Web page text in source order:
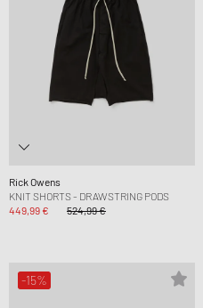
Rick Owens
KNIT SHORTS - DRAWSTRING PODS
449,99 €
524,99 €
-15%